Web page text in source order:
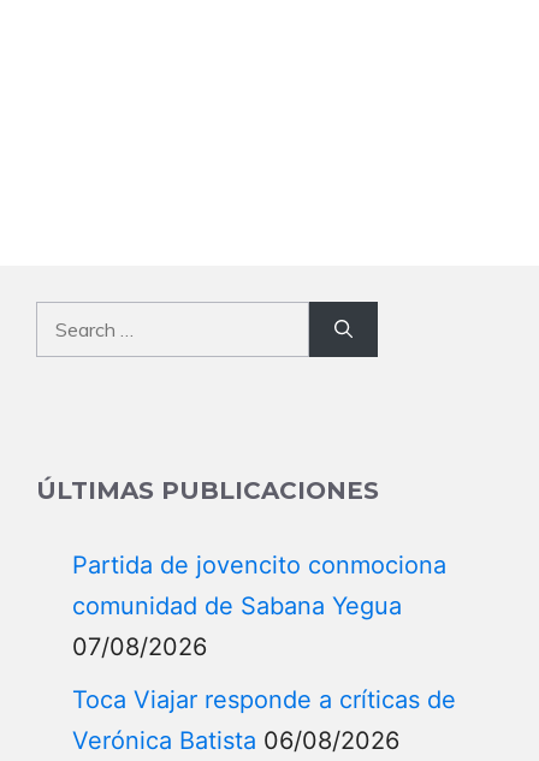
Search
for:
ÚLTIMAS PUBLICACIONES
Partida de jovencito conmociona
comunidad de Sabana Yegua
07/08/2026
Toca Viajar responde a críticas de
Verónica Batista 06/08/2026